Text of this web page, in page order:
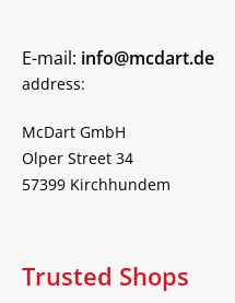
E-mail: info@mcdart.de
address:
McDart GmbH
Olper Street 34
57399 Kirchhundem
Trusted Shops